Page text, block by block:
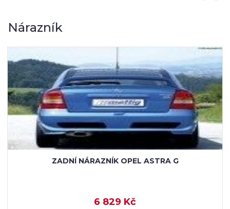
Nárazník
ZADNÍ NÁRAZNÍK OPEL ASTRA G
6 829 Kč